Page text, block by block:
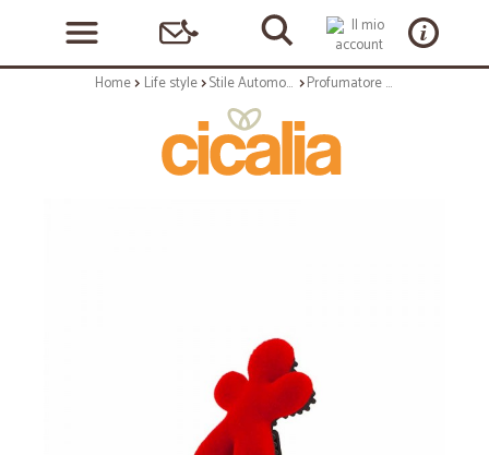
Home Life style Stile Automobile Profumatore - essenza automobile fragranza bloody mary - collezione niki